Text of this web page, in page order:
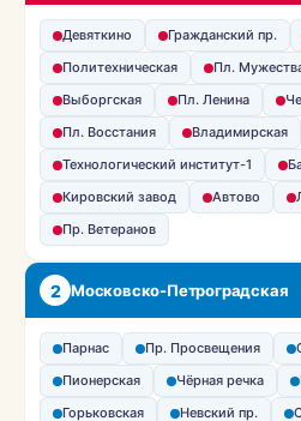
Девяткино Гражданский пр.
Политехническая
Пл.
Выборгская
Пл. Ленина
Пл. Восстания
Владимирская
Технологический институт-1
Кировский завод
Автово
Пр. Ветеранов
2 Московско-Петроградская
Парнас Пр. Просвещения
Пионерская
Чёрная речка
Горьковская
Невский пр.